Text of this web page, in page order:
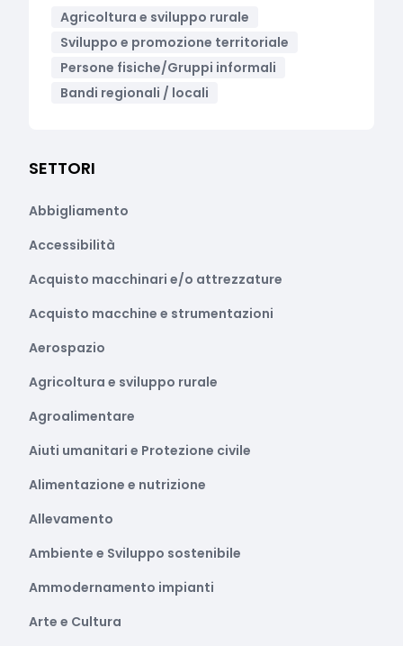
Agricoltura e sviluppo rurale
Sviluppo e promozione territoriale
Persone fisiche/Gruppi informali
Bandi regionali / locali
SETTORI
Abbigliamento
Accessibilità
Acquisto macchinari e/o attrezzature
Acquisto macchine e strumentazioni
Aerospazio
Agricoltura e sviluppo rurale
Agroalimentare
Aiuti umanitari e Protezione civile
Alimentazione e nutrizione
Allevamento
Ambiente e Sviluppo sostenibile
Ammodernamento impianti
Arte e Cultura